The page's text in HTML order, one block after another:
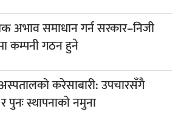
अभाव समाधान गर्न सरकार–निजी
कम्पनी गठन हुने
करेसाबारी: उपचारसँगै
पुनः स्थापनाको नमुना